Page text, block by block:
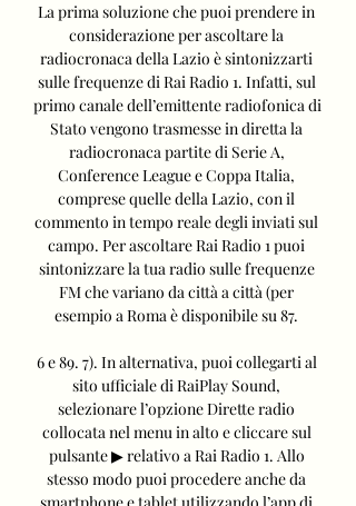
La prima soluzione che puoi prendere in
considerazione per ascoltare la
radiocronaca della Lazio è sintonizzarti
sulle frequenze di Rai Radio 1. Infatti, sul
primo canale dell’emittente radiofonica di
Stato vengono trasmesse in diretta la
radiocronaca partite di Serie A,
Conference League e Coppa Italia,
comprese quelle della Lazio, con il
commento in tempo reale degli inviati sul
campo. Per ascoltare Rai Radio 1 puoi
sintonizzare la tua radio sulle frequenze
FM che variano da città a città (per
esempio a Roma è disponibile su 87.
6 e 89. 7). In alternativa, puoi collegarti al
sito ufficiale di RaiPlay Sound,
selezionare l’opzione Dirette radio
collocata nel menu in alto e cliccare sul
pulsante ▶︎ relativo a Rai Radio 1. Allo
stesso modo puoi procedere anche da